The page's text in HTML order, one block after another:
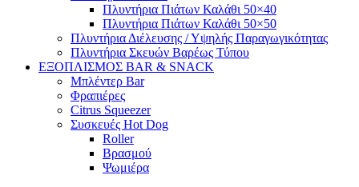
Πλυντήρια Πιάτων Καλάθι 50×40
Πλυντήρια Πιάτων Καλάθι 50×50
Πλυντήρια Διέλευσης / Υψηλής Παραγωγικότητας
Πλυντήρια Σκευών Βαρέως Τύπου
ΕΞΟΠΛΙΣΜΟΣ BAR & SNACK
Μπλέντερ Bar
Φραπιέρες
Citrus Squeezer
Συσκευές Hot Dog
Roller
Βρασμού
Ψωμιέρα